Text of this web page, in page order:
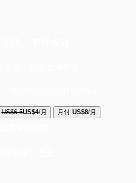
US$6.5US$4/月 月付 US$8/月